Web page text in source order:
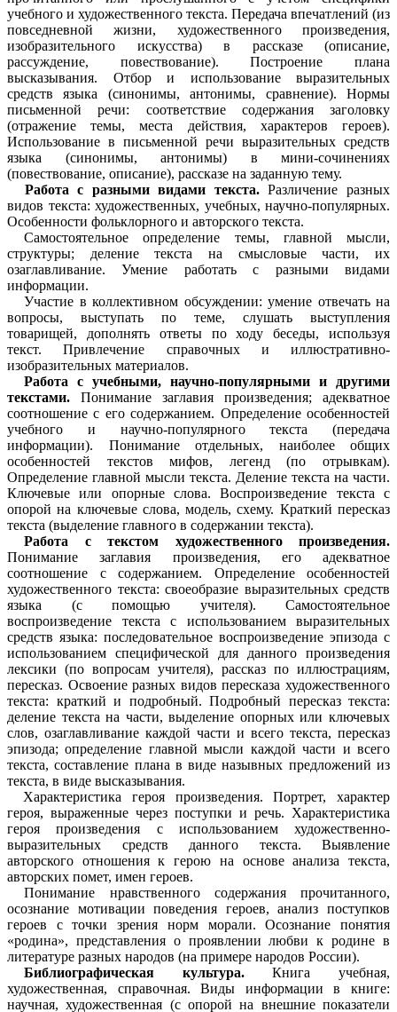
учебного и художественного текста. Передача впечатлений (из
повседневной жизни, художественного произведения,
изобразительного искусства) в рассказе (описание,
рассуждение, повествование). Построение плана
высказывания. Отбор и использование выразительных
средств языка (синонимы, антонимы, сравнение). Нормы
письменной речи: соответствие содержания заголовку
(отражение темы, места действия, характеров героев).
Использование в письменной речи выразительных средств
языка (синонимы, антонимы) в мини-сочинениях
(повествование, описание), рассказе на заданную тему.
Работа с разными видами текста.Различение разных
видов текста: художественных, учебных, научно-популярных.
Особенности фольклорного и авторского текста.
Самостоятельное определение темы, главной мысли,
структуры; деление текста на смысловые части, их
озаглавливание. Умение работать с разными видами
информации.
Участие в коллективном обсуждении: умение отвечать на
вопросы, выступать по теме, слушать выступления
товарищей, дополнять ответы по ходу беседы, используя
текст. Привлечение справочных и иллюстративно-
изобразительных материалов.
Работа с учебными, научно-популярными и другими
текстами. Понимание заглавия произведения; адекватное
соотношение с его содержанием. Определение особенностей
учебного и научно-популярного текста (передача
информации). Понимание отдельных, наиболее общих
особенностей текстов мифов, легенд (по отрывкам).
Определение главной мысли текста. Деление текста на части.
Ключевые или опорные слова. Воспроизведение текста с
опорой на ключевые слова, модель, схему. Краткий пересказ
текста (выделение главного в содержании текста).
Работа с текстом художественного произведения.
Понимание заглавия произведения, его адекватное
соотношение с содержанием. Определение особенностей
художественного текста: своеобразие выразительных средств
языка (с помощью учителя). Самостоятельное
воспроизведение текста с использованием выразительных
средств языка: последовательное воспроизведение эпизода с
использованием специфической для данного произведения
лексики (по вопросам учителя), рассказ по иллюстрациям,
пересказ. Освоение разных видов пересказа художественного
текста: краткий и подробный. Подробный пересказ текста:
деление текста на части, выделение опорных или ключевых
слов, озаглавливание каждой части и всего текста, пересказ
эпизода; определение главной мысли каждой части и всего
текста, составление плана в виде назывных предложений из
текста, в виде высказывания.
Характеристика героя произведения. Портрет, характер
героя, выраженные через поступки и речь. Характеристика
героя произведения с использованием художественно-
выразительных средств данного текста. Выявление
авторского отношения к герою на основе анализа текста,
авторских помет, имен героев.
Понимание нравственного содержания прочитанного,
осознание мотивации поведения героев, анализ поступков
героев с точки зрения норм морали. Осознание понятия
«родина», представления о проявлении любви к родине в
литературе разных народов (на примере народов России).
Библиографическая культура.Книга учебная,
художественная, справочная. Виды информации в книге:
научная, художественная (с опорой на внешние показатели